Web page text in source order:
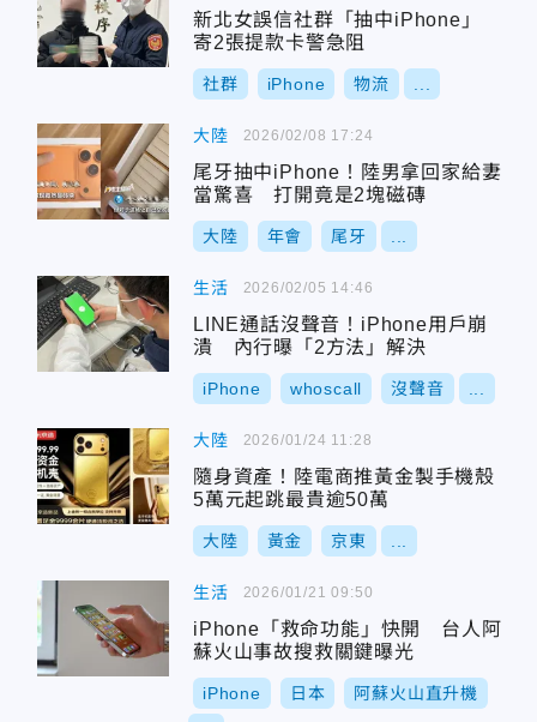
新北女誤信社群「抽中iPhone」
寄2張提款卡警急阻
社群 iPhone 物流
大陸
尾牙抽中iPhone！陸男拿回家給妻
當驚喜 打開竟是2塊磁磚
大陸 年會 尾牙
2026/02/08 17:24
生活
LINE通話沒聲音！iPhone用戶崩
潰 內行曝「2方法」解決
iPhone whoscall 沒聲音
2026/02/05 14:46
大陸
隨身資產！陸電商推黃金製手機殼
5萬元起跳最貴逾50萬
大陸 黃金 京東
2026/01/24 11:28
生活
iPhone「救命功能」快開 台人阿
蘇火山事故搜救關鍵曝光
iPhone 日本 阿蘇火山直升機
2026/01/21 09:50